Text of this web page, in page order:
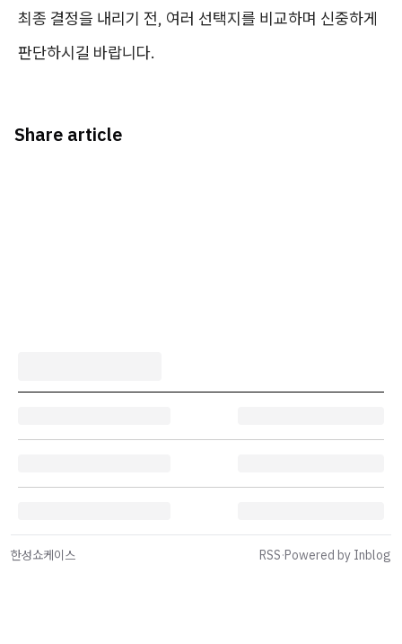
최종 결정을 내리기 전, 여러 선택지를 비교하며 신중하게
판단하시길 바랍니다.
Share article
한성쇼케이스 RSS·Powered by Inblog